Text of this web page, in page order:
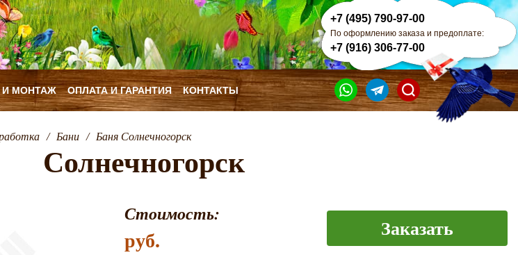
И МОНТАЖ ОПЛАТА И ГАРАНТИЯ КОНТАКТЫ
+7 (495) 790-97-00
По оформлению заказа и предоплате:
+7 (916) 306-77-00
/ Бани / Баня Солнечногорск
Солнечногорск
Стоимость:
руб. Заказать